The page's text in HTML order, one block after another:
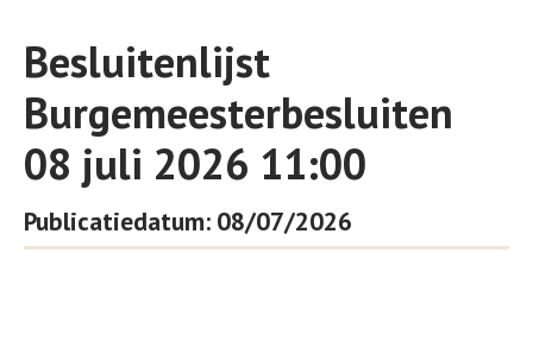
Besluitenlijst
Burgemeesterbesluiten
08 juli 2026 11:00
Publicatiedatum: 08/07/2026